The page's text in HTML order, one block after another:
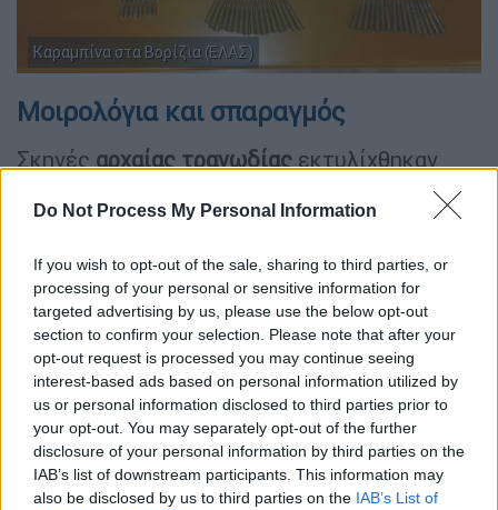
Do Not Process My Personal Information
If you wish to opt-out of the sale, sharing to third parties, or
processing of your personal or sensitive information for
targeted advertising by us, please use the below opt-out
section to confirm your selection. Please note that after your
opt-out request is processed you may continue seeing
interest-based ads based on personal information utilized by
us or personal information disclosed to third parties prior to
your opt-out. You may separately opt-out of the further
disclosure of your personal information by third parties on the
IAB’s list of downstream participants. This information may
also be disclosed by us to third parties on the IAB’s List of
Καραμπίνα στα Βορίζια (ΕΛΑΣ)
Μοιρολόγια και σπαραγμός
Σκηνές αρχαίας τραγωδίας εκτυλίχθηκαν
όταν έφθασε στο σπίτι στα Βορίζια, στην
είσοδο του χωριού , η σορός του 39χρονου.
κατάρες αντηχούσαν στην περιοχή.
Σπαρακτικό το μοιρολόιτης συζύγου, της
μητέρας και των αδερφών του 39χρονου
πολύτεκνου πατέρα, ενώ στο σπίτι είχαν
συγκεντρωθεί δεκάδες συγγενείς, φίλοι και
συγχωριανοί. «Σήκω, σήκω» φώναζαν μάνα
και αδερφές,χτυπώντας με τα χέρια τους το
στέρνο και το κεφάλι τους για την συμφορά.